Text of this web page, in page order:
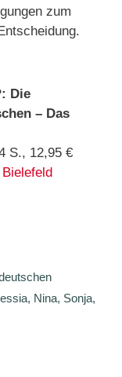
zum
Die
– Das
S., 12,95 €
Bielefeld
Nina, Sonja,